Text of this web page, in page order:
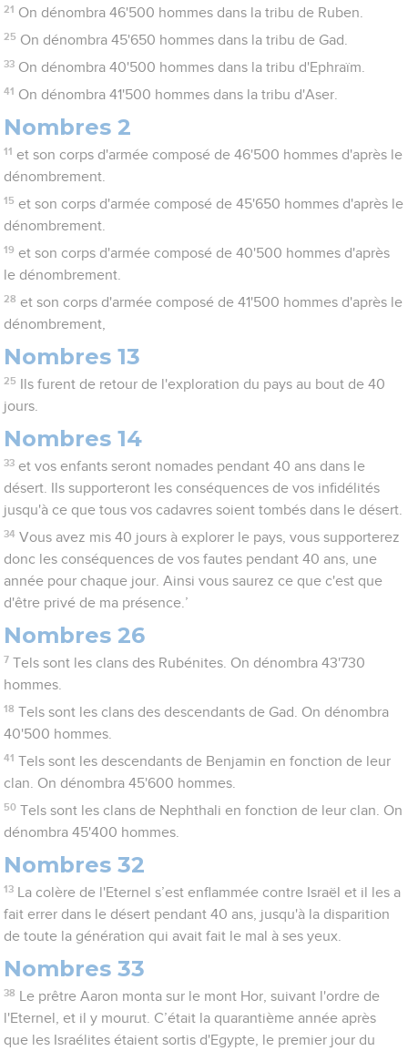
21 On dénombra 46'500 hommes dans la tribu de Ruben.
25 On dénombra 45'650 hommes dans la tribu de Gad.
33 On dénombra 40'500 hommes dans la tribu d'Ephraïm.
41 On dénombra 41'500 hommes dans la tribu d'Aser.
Nombres 2
11 et son corps d'armée composé de 46'500 hommes d'après le
dénombrement.
15 et son corps d'armée composé de 45'650 hommes d'après le
dénombrement.
19 et son corps d'armée composé de 40'500 hommes d'après
le dénombrement.
28 et son corps d'armée composé de 41'500 hommes d'après le
dénombrement,
Nombres 13
25
Ils furent de retour de l'exploration du pays au bout de 40
jours.
Nombres 14
33 et vos enfants seront nomades pendant 40 ans dans le
désert. Ils supporteront les conséquences de vos infidélités
jusqu'à ce que tous vos cadavres soient tombés dans le désert.
34 Vous avez mis 40 jours à explorer le pays, vous supporterez
donc les conséquences de vos fautes pendant 40 ans, une
année pour chaque jour. Ainsi vous saurez ce que c'est que
d'être privé de ma présence.’
Nombres 26
7 Tels sont les clans des Rubénites. On dénombra 43'730
hommes.
18 Tels sont les clans des descendants de Gad. On dénombra
40'500 hommes.
41 Tels sont les descendants de Benjamin en fonction de leur
clan. On dénombra 45'600 hommes.
50 Tels sont les clans de Nephthali en fonction de leur clan. On
dénombra 45'400 hommes.
Nombres 32
13
La colère de l'Eternel s’est enflammée contre Israël et il les a
fait errer dans le désert pendant 40 ans, jusqu'à la disparition
de toute la génération qui avait fait le mal à ses yeux.
Nombres 33
38
Le prêtre Aaron monta sur le mont Hor, suivant l'ordre de
l'Eternel, et il y mourut. C’était la quarantième année après
que les Israélites étaient sortis d'Egypte, le premier jour du